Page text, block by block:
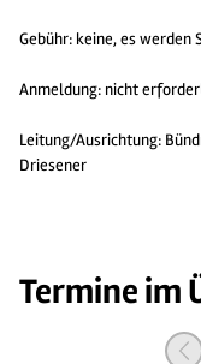
Gebühr: keine, es werden
Anmeldung: nicht
Leitung/Ausrichtung:
Driesener
Termine im